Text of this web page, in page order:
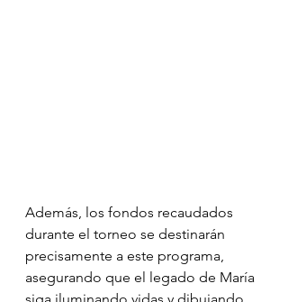
Además, los fondos recaudados
durante el torneo se destinarán
precisamente a este programa,
asegurando que el legado de María